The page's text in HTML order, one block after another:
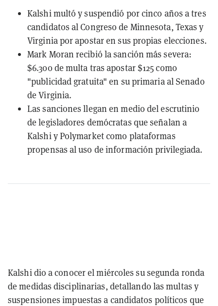
Kalshi multó y suspendió por cinco años a tres
candidatos al Congreso de Minnesota, Texas y
Virginia por apostar en sus propias elecciones.
Mark Moran recibió la sanción más severa:
$6.300 de multa tras apostar $125 como
"publicidad gratuita" en su primaria al Senado
de Virginia.
Las sanciones llegan en medio del escrutinio
de legisladores demócratas que señalan a
Kalshi y Polymarket como plataformas
propensas al uso de información privilegiada.
Kalshi dio a conocer el miércoles su segunda ronda
de medidas disciplinarias, detallando las multas y
suspensiones impuestas a candidatos políticos que